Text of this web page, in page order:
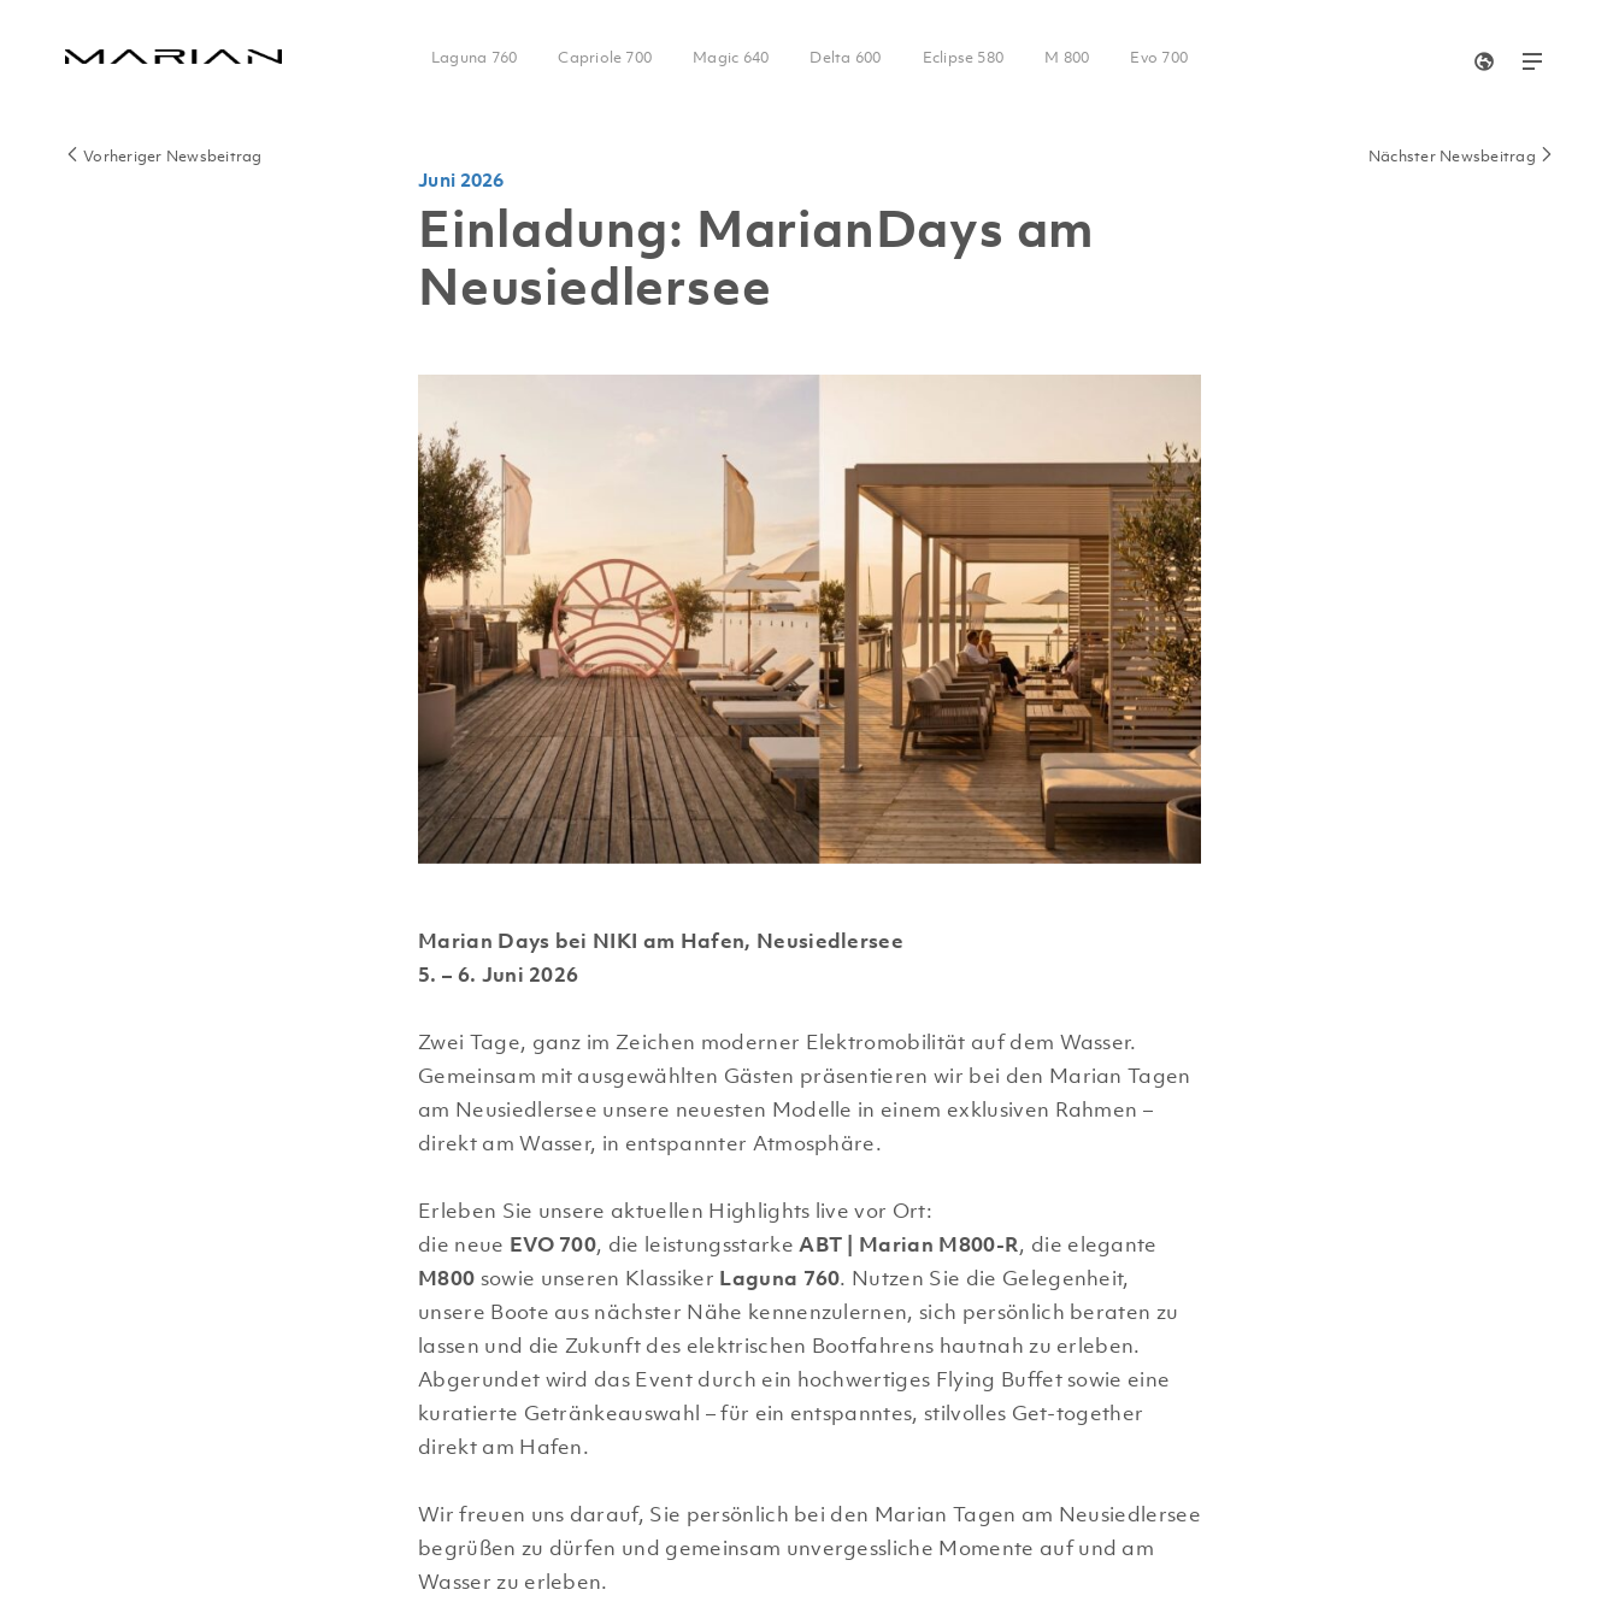
Laguna 760 Capriole 700 Magic 640 Delta 600 Eclipse 580 M 800 Evo 700
Vorheriger Newsbeitrag Nächster Newsbeitrag
Juni 2026
Einladung: MarianDays am
Neusiedlersee
Marian Days bei NIKI am Hafen, Neusiedlersee
5. – 6. Juni 2026
Zwei Tage, ganz im Zeichen moderner Elektromobilität auf dem Wasser.
Gemeinsam mit ausgewählten Gästen präsentieren wir bei den Marian Tagen
am Neusiedlersee unsere neuesten Modelle in einem exklusiven Rahmen –
direkt am Wasser, in entspannter Atmosphäre.
Erleben Sie unsere aktuellen Highlights live vor Ort:
die neue EVO 700, die leistungsstarkeABT | Marian M800-R, die elegante
M800 sowie unseren Klassiker Laguna 760. Nutzen Sie die Gelegenheit,
unsere Boote aus nächster Nähe kennenzulernen, sich persönlich beraten zu
lassen und die Zukunft des elektrischen Bootfahrens hautnah zu erleben.
Abgerundet wird das Event durch ein hochwertiges Flying Buffet sowie eine
kuratierte Getränkeauswahl – für ein entspanntes, stilvolles Get-together
direkt am Hafen.
Wir freuen uns darauf, Sie persönlich bei den Marian Tagen am Neusiedlersee
begrüßen zu dürfen und gemeinsam unvergessliche Momente auf und am
Wasser zu erleben.